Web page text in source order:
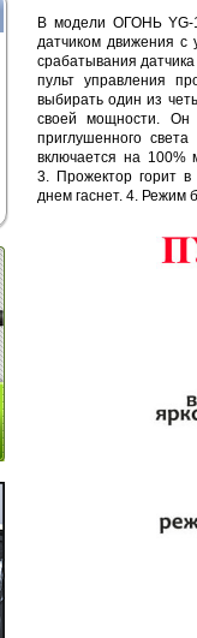
В модели ОГОНЬ YG-
датчиком движения с
срабатывания
пульт управления
выбирать один из
своей мощности. Он
приглушенного
включается на 100%
3. Прожектор горит
днем гаснет. 4. Режим